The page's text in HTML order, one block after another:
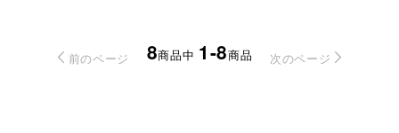
前のページ 8商品中 1-8商品 次のページ